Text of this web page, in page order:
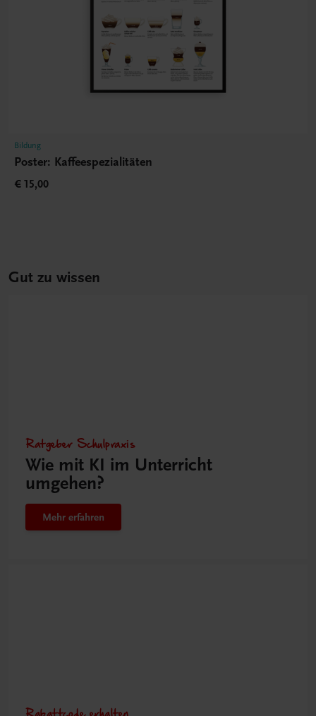
Bildung
Poster: Kaffeespezialitäten
€ 15,00
Gut zu wissen
Ratgeber Schulpraxis
Wie mit KI im Unterricht
umgehen?
Mehr erfahren